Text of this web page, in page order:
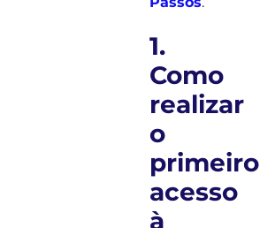
1.
Como
realizar
o
primeiro
acesso
à